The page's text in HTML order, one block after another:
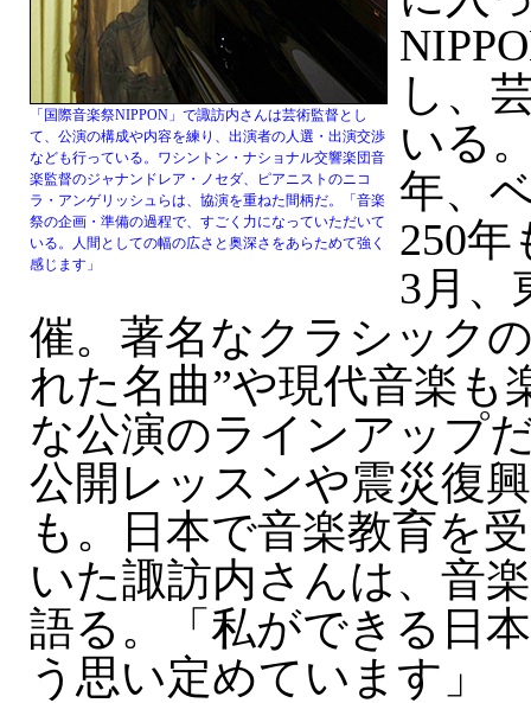
「国際音楽祭NIPPON」で諏訪内さんは芸術監督とし
て、公演の構成や内容を練り、出演者の人選・出演交渉
なども行っている。ワシントン・ナショナル交響楽団音
楽監督のジャナンドレア・ノセダ、ピアニストのニコ
ラ・アンゲリッシュらは、協演を重ねた間柄だ。「音楽
祭の企画・準備の過程で、すごく力になっていただいて
いる。人間としての幅の広さと奥深さをあらためて強く
感じます」
し、
いる
年、
250年
3月、
催。著名なクラシック
れた名曲”や現代音楽も
な公演のラインアップ
公開レッスンや震災復
も。日本で音楽教育を
いた諏訪内さんは、音
語る。「私ができる日
う思い定めています」